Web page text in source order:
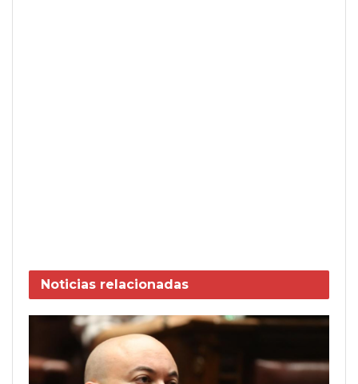
Noticias relacionadas